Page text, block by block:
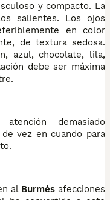
y compacto. La
salientes. Los ojos
en color
de textura sedosa.
azul, chocolate, lila,
debe ser máxima
demasiado
vez en cuando para
al Burmés afecciones